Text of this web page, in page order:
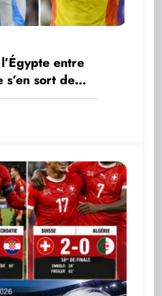
entre
s’en sort de
le tableau